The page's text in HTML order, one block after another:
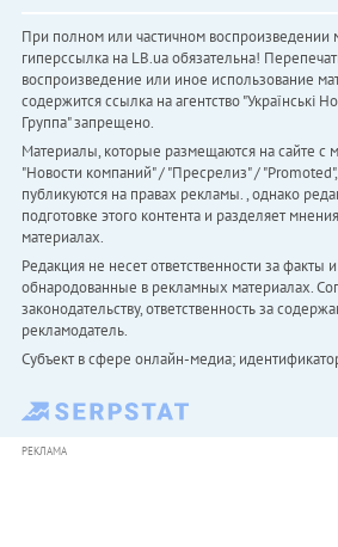
При полном или частичном воспроизведении
гиперссылка на LB.ua обязательна!
воспроизведение или иное использование
содержится ссылка на агентство "Українськi
Группа" запрещено.
Материалы, которые размещаются на сайте с
"Новости компаний" / "Пресрелиз" /
публикуются на правах рекламы. , однако
подготовке этого контента и разделяет
материалах.
Редакция не несет ответственности за
обнародованные в рекламных материалах.
законодательству, ответственность за
рекламодатель.
Субъект в сфере онлайн-медиа;
РЕКЛАМА